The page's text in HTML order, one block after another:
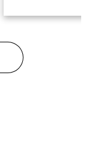
ルのコンセプトアートに